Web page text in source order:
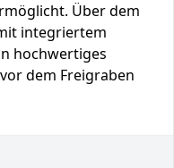
Über dem
integriertem
hochwertiges
dem Freigraben